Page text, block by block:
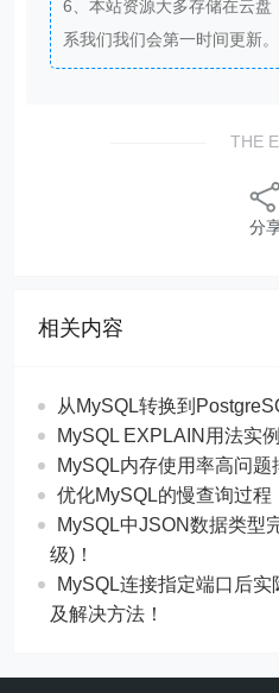
6、本站资源大多存储在云盘
系我们我们会第一时间更新。
THE
分
相关内容
从MySQL转换到
MySQL EXPLAIN用法实
MySQL内存使用率高问题
优化MySQL的慢查询过程
MySQL中JSON数据类型
级)！
MySQL连接指定端口后
及解决方法！